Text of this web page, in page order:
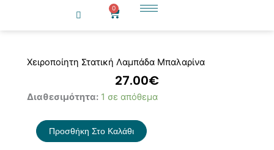
0
Cart
Χειροποίητη Στατική Λαμπάδα Μπαλαρίνα
27.00€
Διαθεσιμότητα: 1 σε απόθεμα
Χειροποίητη
Λαμπάδα
Μπαλαρίνα
ποσότητα
Προσθήκη Στο Καλάθι